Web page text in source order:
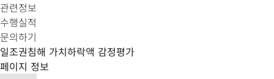
관련정보
수행실적
문의하기
일조권침해 가치하락액 감정평가
페이지 정보